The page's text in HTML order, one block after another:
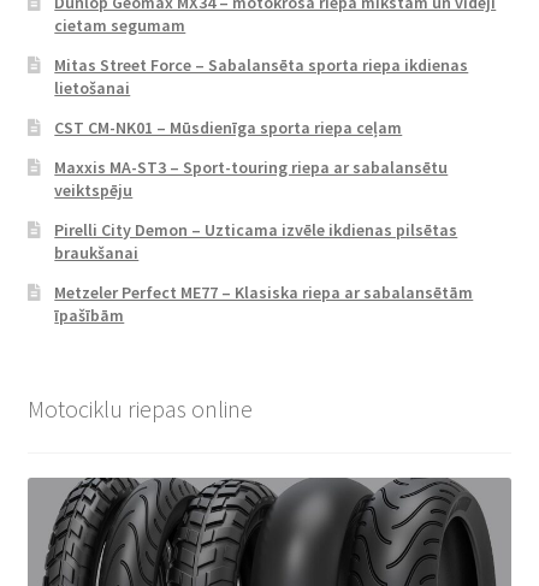
cietam segumam
Mitas Street Force – Sabalansēta sporta riepa ikdienas
lietošanai
CST CM-NK01 – Mūsdienīga sporta riepa ceļam
Maxxis MA-ST3 – Sport-touring riepa ar sabalansētu
veiktspēju
Pirelli City Demon – Uzticama izvēle ikdienas pilsētas
braukšanai
Metzeler Perfect ME77 – Klasiska riepa ar sabalansētām
īpašībām
Motociklu riepas online